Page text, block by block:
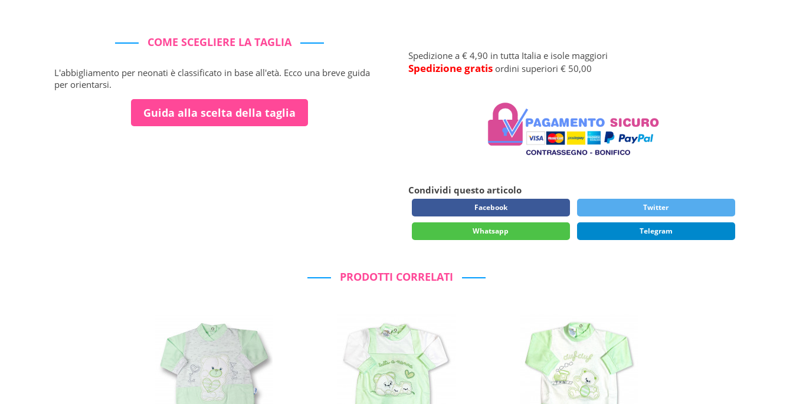
COME SCEGLIERE LA TAGLIA
L'abbigliamento per neonati è classificato in base all'età. Ecco una breve guida
per orientarsi.
Guida alla scelta della taglia
Spedizione a € 4,90 in tutta Italia e isole maggiori
Spedizione gratis ordini superiori € 50,00
Condividi questo articolo
Facebook Twitter
Whatsapp Telegram
PRODOTTI CORRELATI